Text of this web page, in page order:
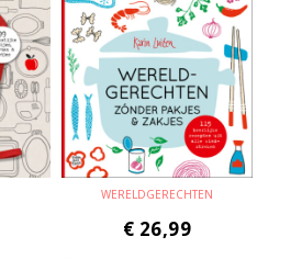
WERELDGERECHTEN
€ 26,99